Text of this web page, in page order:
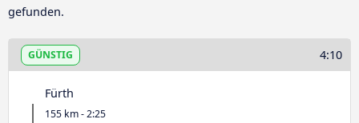
gefunden.
GÜNSTIG 4:10
Fürth
155 km - 2:25